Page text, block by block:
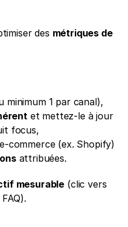
des métriques de
minimum 1 par canal),
et mettez-le à jour
focus,
commerce (ex. Shopify)
attribuées.
mesurable (clic vers